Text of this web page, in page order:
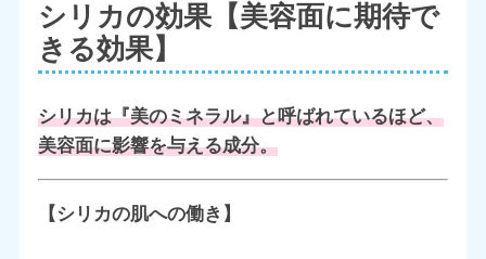
シリカの効果【美容面に期待で
きる効果】
シリカは『美のミネラル』と呼ばれているほど、
美容面に影響を与える成分。
【シリカの肌への働き】